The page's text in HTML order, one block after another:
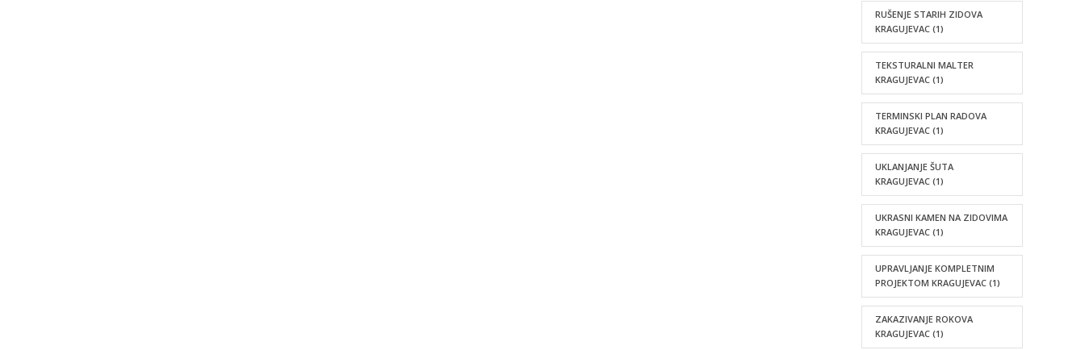
RUŠENJE STARIH ZIDOVA
KRAGUJEVAC (1)
TEKSTURALNI MALTER
KRAGUJEVAC (1)
TERMINSKI PLAN RADOVA
KRAGUJEVAC (1)
UKLANJANJE ŠUTA
KRAGUJEVAC (1)
UKRASNI KAMEN NA ZIDOVIMA
KRAGUJEVAC (1)
UPRAVLJANJE KOMPLETNIM
PROJEKTOM KRAGUJEVAC (1)
ZAKAZIVANJE ROKOVA
KRAGUJEVAC (1)